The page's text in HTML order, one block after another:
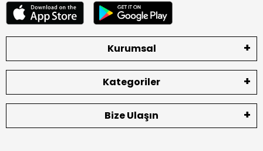
Kurumsal
Kategoriler
Bize Ulaşın